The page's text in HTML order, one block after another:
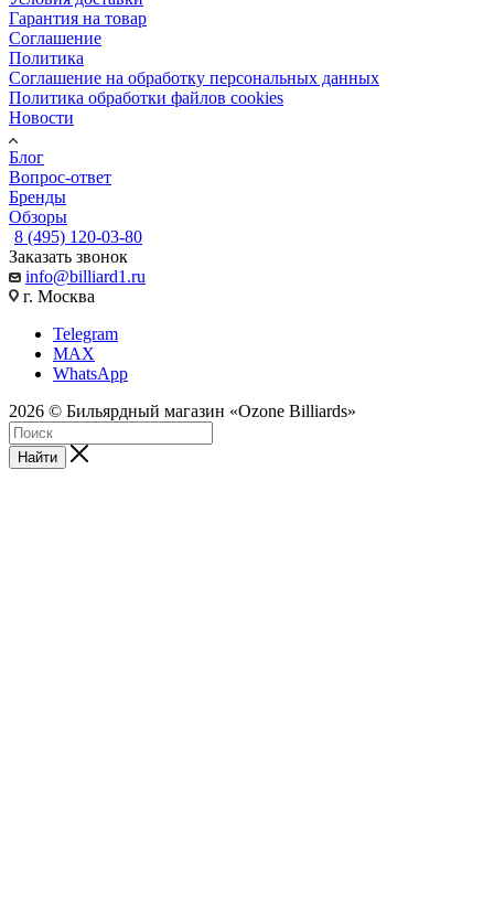
Гарантия на товар
Соглашение
Политика
Соглашение на обработку персональных данных
Политика обработки файлов cookies
Новости
Блог
Вопрос-ответ
Бренды
Обзоры
8 (495) 120-03-80
Заказать звонок
info@billiard1.ru
г. Москва
Telegram
MAX
WhatsApp
2026 © Бильярдный магазин «Ozone Billiards»
Найти